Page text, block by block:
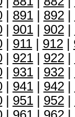
| 891| 892|
| 901| 902|
| 911| 912|
| 921| 922|
| 931| 932|
| 941| 942|
| 951| 952|